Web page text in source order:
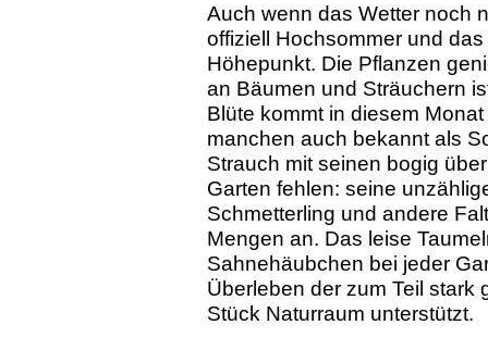
Auch wenn das Wetter noch
offiziell Hochsommer und
Höhepunkt. Die Pflanzen
an Bäumen und Sträuchern
Blüte kommt in diesem
manchen auch bekannt als
Strauch mit seinen bogig
Garten fehlen: seine
Schmetterling und andere
Mengen an. Das leise
Sahnehäubchen bei jeder
Überleben der zum Teil stark
Stück Naturraum unterstützt.